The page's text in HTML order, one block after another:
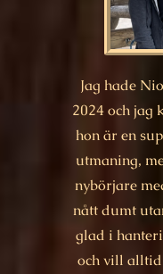
Jag hade
2024 och jag
hon är en
utmaning,
nybörjare
nått dumt
glad i
och vill